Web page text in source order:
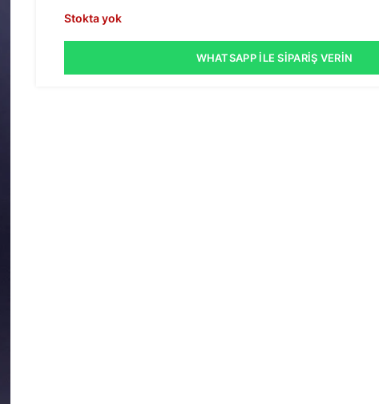
Stokta yok
WHATSAPP İLE SIPARIŞ VERIN